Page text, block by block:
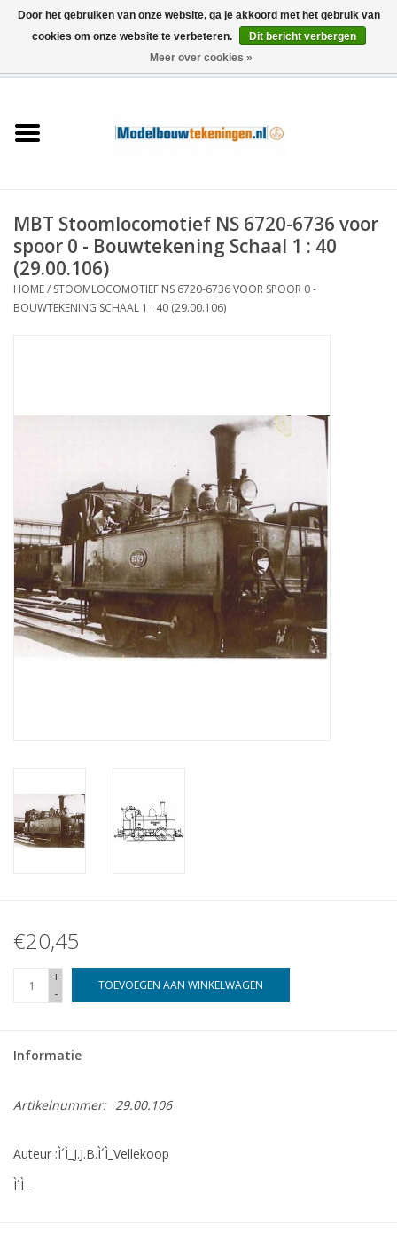
Schepen
Houtbouw
Scenery
Nieuwe tekeningen
NIEUWE TIJDSCHRIFTEN
ABONNEMENT DE
MODELBOUWER
Bouwbeschrijvingen
MBT Stoomlocomotief NS 6720-6736 voor
spoor 0 - Bouwtekening Schaal 1 : 40
(29.00.106)
HOME/ STOOMLOCOMOTIEF NS 6720-6736 VOOR SPOOR 0 -
BOUWTEKENING SCHAAL 1 : 40 (29.00.106)
€20,45
+
-
TOEVOEGEN AAN WINKELWAGEN
Informatie
Artikelnummer: 29.00.106
Auteur :Ì´Ì_J.J.B.Ì´Ì_Vellekoop
Ì´Ì_
Door het gebruiken van onze website, ga je akkoord met het gebruik van
cookies om onze website te verbeteren.
Dit bericht verbergen
Meer over cookies »